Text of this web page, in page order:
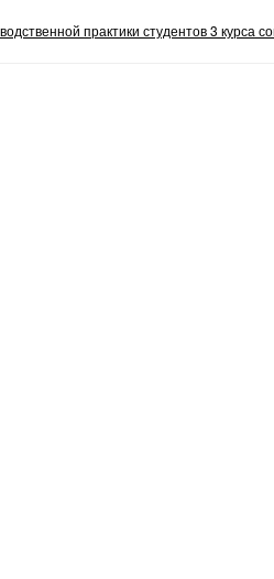
практики студентов 3 курса